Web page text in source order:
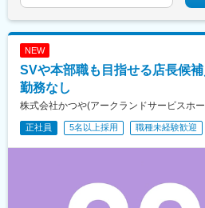
NEW
SVや本部職も目指せる店長候
勤務なし
株式会社かつや(アークランドサービスホ
正社員 5名以上採用 職種未経験歓迎